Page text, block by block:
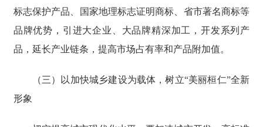
标志保护产品、国家地理标志证明商标、省市著名商标等
品牌优势，引进大企业、大品牌精深加工，开发系列产
品，延长产业链条，提高市场占有率和产品附加值。
（三）以加快城乡建设为载体，树立“美丽桓仁”全新
形象